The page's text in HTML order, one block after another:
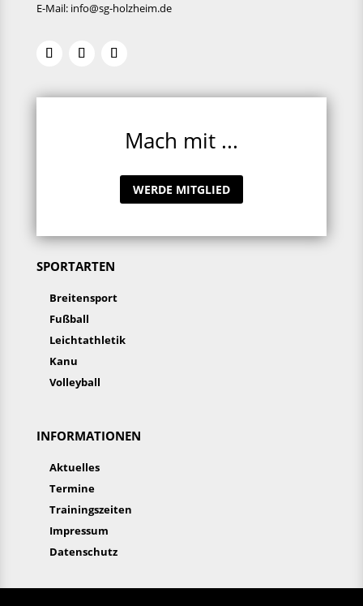
E-Mail: info@sg-holzheim.de
Mach mit ...
WERDE MITGLIED
SPORTARTEN
Breitensport
Fußball
Leichtathletik
Kanu
Volleyball
INFORMATIONEN
Aktuelles
Termine
Trainingszeiten
Impressum
Datenschutz